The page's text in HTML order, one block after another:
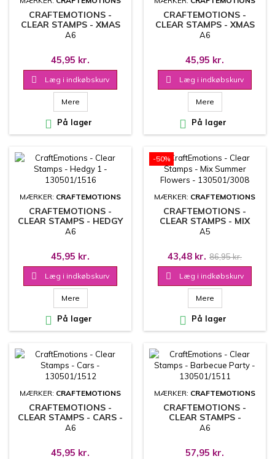
CRAFTEMOTIONS -
CLEAR STAMPS - XMAS
TREES 2 - 130501/1522
A6
45,95 kr.
 Læg i indkøbskurv
Mere
 På lager
CRAFTEMOTIONS -
CLEAR STAMPS - XMAS
TREES 1 - 130501/1521
A6
45,95 kr.
 Læg i indkøbskurv
Mere
 På lager
MÆRKER: CRAFTEMOTIONS
CRAFTEMOTIONS -
CLEAR STAMPS - HEDGY
1 - 130501/1516
A6
45,95 kr.
 Læg i indkøbskurv
Mere
 På lager
-50%
MÆRKER: CRAFTEMOTIONS
CRAFTEMOTIONS -
CLEAR STAMPS - MIX
SUMMER FLOWERS -
A5
43,48 kr. 86,95 kr.

Læg i indkøbskurv
Mere
 På lager
MÆRKER: CRAFTEMOTIONS
CRAFTEMOTIONS -
CLEAR STAMPS - CARS -
130501/1512
A6
45,95 kr.
MÆRKER: CRAFTEMOTIONS
CRAFTEMOTIONS -
CLEAR STAMPS -
BARBECUE PARTY -
A6
57,95 kr.